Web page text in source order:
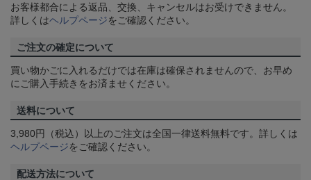
お客様都合による返品、交換、キャンセルはお受けできません。
詳しくはヘルプページをご確認ください。
ご注文の確定について
買い物かごに入れるだけでは在庫は確保されませんので、お早め
にご購入手続きをお済ませください。
送料について
3,980円（税込）以上のご注文は全国一律送料無料です。詳しくは
ヘルプページをご確認ください。
配送方法について